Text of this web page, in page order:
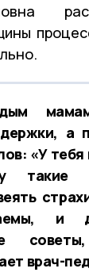
а
«У тебя
такие
и
врач-